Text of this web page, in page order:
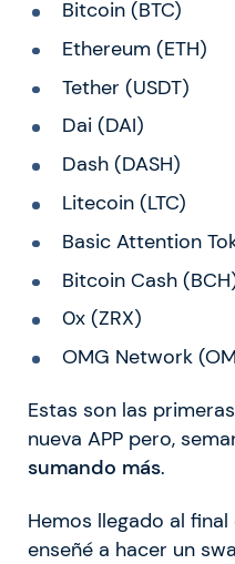
Bitcoin (BTC)
Ethereum (ETH)
Tether (USDT)
Dai (DAI)
Dash (DASH)
Litecoin (LTC)
Basic Attention
Bitcoin Cash
0x (ZRX)
OMG Network
Estas son las
nueva APP pero,
sumando más.
Hemos llegado al
enseñé a hacer un